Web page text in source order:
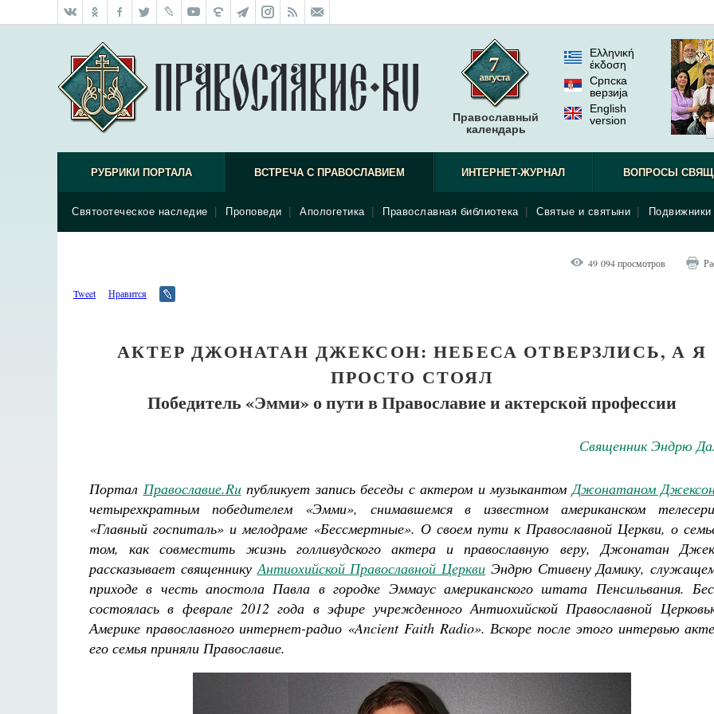
Православный
календарь
Ελληνική
έκδοση
Српска
верзиjа
English
version
РУБРИКИ ПОРТАЛА ВСТРЕЧА С ПРАВОСЛАВИЕМ
Святоотеческое наследие Проповеди Апологетика Православная библиотека Святые и святыни Подвижники
ИНТЕРНЕТ-ЖУРНАЛ ВОПРОСЫ
49 094 просмотров
Tweet Нравится
АКТЕР ДЖОНАТАН ДЖЕКСОН: НЕБЕСА ОТВЕРЗЛИСЬ, А Я
ПРОСТО СТОЯЛ
Победитель «Эмми» о пути в Православие и актерской профессии
Священник Эндрю
Портал Православие.Ru публикует запись беседы с актером и музыкантомДжонатаном
четырехкратным победителем «Эмми», снимавшемся в известном американском
«Главный госпиталь» и мелодраме «Бессмертные». О своем пути к Православной Церкви, о
том, как совместить жизнь голливудского актера и православную веру, Джонатан
рассказывает священникуАнтиохийской Православной Церкви Эндрю Стивену Дамику,
приходе в честь апостола Павла в городке Эммаус американского штата Пенсильвания.
состоялась в феврале 2012 года в эфире учрежденного Антиохийской Православной
Америке православного интернет-радио «Ancient Faith Radio». Вскоре после этого интервью
его семья приняли Православие.
Как найти своё место в жизни
Кирилл Мурышев